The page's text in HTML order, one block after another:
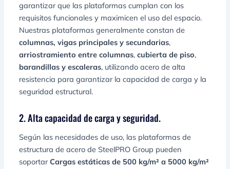
garantizar que las plataformas cumplan con los
requisitos funcionales y maximicen el uso del espacio.
Nuestras plataformas generalmente constan de
columnas, vigas principales y secundarias,
arriostramiento entre columnas,cubierta de piso,
barandillas y escaleras, utilizando acero de alta
resistencia para garantizar la capacidad de carga y la
seguridad estructural.
2. Alta capacidad de carga y seguridad.
Según las necesidades de uso, las plataformas de
estructura de acero de SteelPRO Group pueden
soportarCargas estáticas de 500 kg/m² a 5000 kg/m²